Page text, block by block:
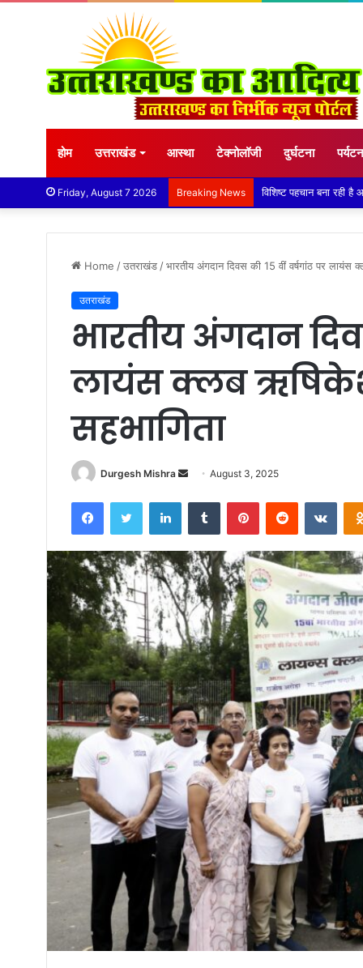
होम उत्तराखंड आस्था टेक्नोलॉजी दुर्घटना पर्यटन
Friday, August 7 2026 Breaking News तेज बारिश से धर्मनगरी
Home /उतराखंड /भारतीय अंगदान दिवस की 15 वीं वर्षगांठ पर
उतराखंड
भारतीय अंगदान
लायंस क्लब
सहभागिता
Durgesh Mishra
Send
email
August 3, 2025
FacebookTwitter LinkedInTumblr PinterestReddit